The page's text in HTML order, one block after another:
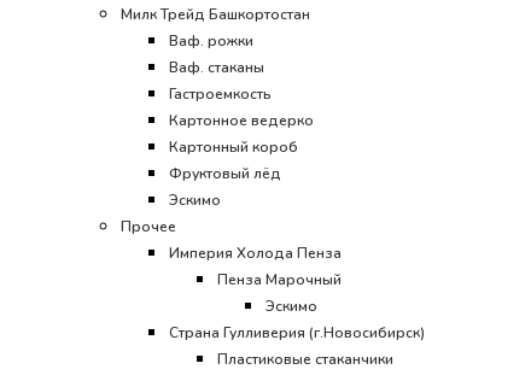
Милк Трейд Башкортостан
Ваф. рожки
Ваф. стаканы
Гастроемкость
Картонное ведерко
Картонный короб
Фруктовый лёд
Эскимо
Прочее
Империя Холода Пенза
Пенза Марочный
Эскимо
Страна Гулливерия (г.Новосибирск)
Пластиковые стаканчики